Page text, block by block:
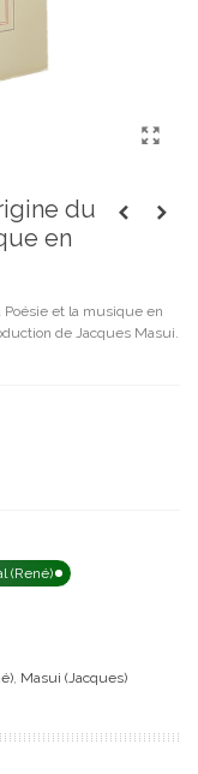
du
en
Poésie et la musique en
de Jacques Masui.
(René)
Masui (Jacques)